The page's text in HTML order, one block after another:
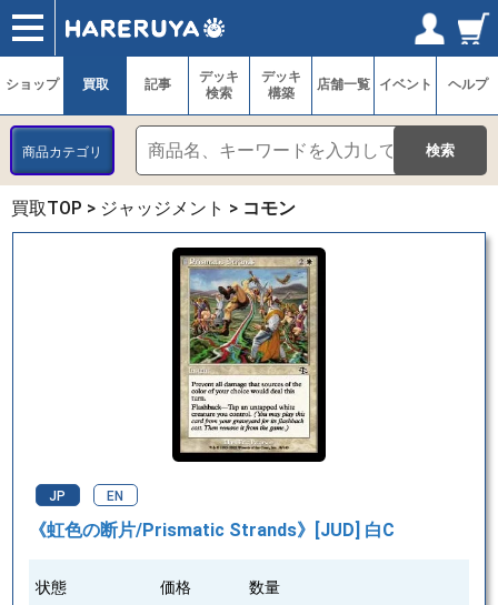
ショップ
買取
記事
デッキ検索
デッキ構築
選手一覧
店舗一覧
イベント
ヘルプ
お問い合わせ ログイン／会員登録
マイページ
ショップ 買取 記事
デッキ
検索
デッキ
構築
店舗一覧 イベント ヘルプ
商品カテゴリ
買取TOP > ジャッジメント > コモン
JP EN
《虹色の断片/Prismatic Strands》[JUD] 白C
状態 価格 数量